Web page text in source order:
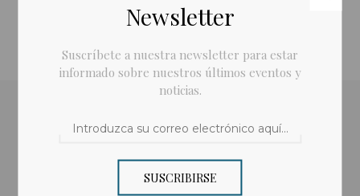
Añadir a la lista de deseos
Enviar a un amigo
Newsletter
Suscríbete a nuestra newsletter para estar
informado sobre nuestros últimos eventos y
noticias.
SUSCRIBIRSE